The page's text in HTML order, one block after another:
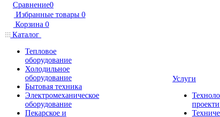
Сравнение0
Избранные товары 0
Корзина 0
Каталог
Тепловое
оборудование
Холодильное
оборудование
Бытовая техника
Электромеханическое
оборудование
Пекарское и
Услуги